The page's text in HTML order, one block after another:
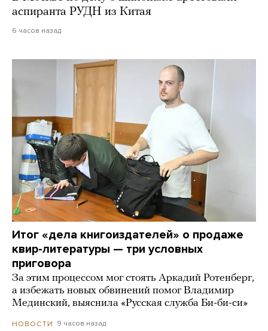
аспиранта РУДН из Китая
6 часов назад
Итог «дела книгоиздателей» о продаже
квир-литературы — три условных
приговора
За этим процессом мог стоять Аркадий Ротенберг,
а избежать новых обвинений помог Владимир
Мединский, выяснила «Русская служба Би-би-си»
НОВОСТИ 9 часов назад